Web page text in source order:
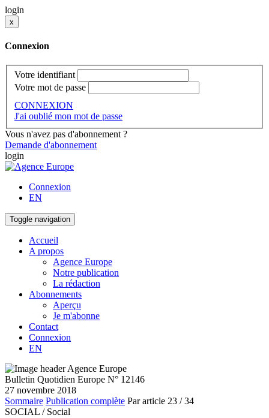
login
x
Connexion
Votre identifiant
Votre mot de passe
CONNEXION
J'ai oublié mon mot de passe
Vous n'avez pas d'abonnement ?
Demande d'abonnement
login
Connexion
EN
Toggle navigation
Accueil
A propos
Agence Europe
Notre publication
La rédaction
Abonnements
Aperçu
Je m'abonne
Contact
Connexion
EN
Bulletin Quotidien Europe N° 12146
27 novembre 2018
Sommaire Publication complète Par article 23 / 34
SOCIAL / Social